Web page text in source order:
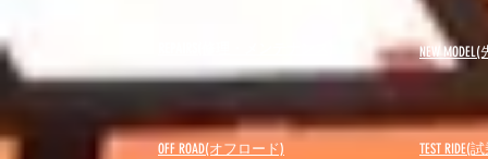
NEW MODEL(
OFF ROAD(オフロード) ​TEST RIDE(